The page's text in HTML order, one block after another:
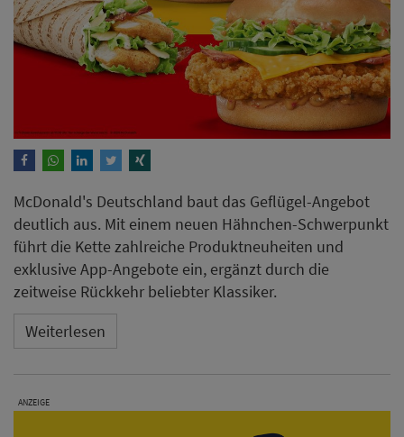
McDonald's Deutschland baut das Geflügel-Angebot
deutlich aus. Mit einem neuen Hähnchen-Schwerpunkt
führt die Kette zahlreiche Produktneuheiten und
exklusive App-Angebote ein, ergänzt durch die
zeitweise Rückkehr beliebter Klassiker.
Weiterlesen
ANZEIGE